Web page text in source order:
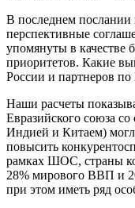
В последнем послании
перспективные
упомянуты в
приоритетов. Какие
России и партнеров
Наши расчеты
Евразийского союза
Индией и Китаем)
повысить
рамках ШОС, страны
28% мирового ВВП и
при этом иметь ряд